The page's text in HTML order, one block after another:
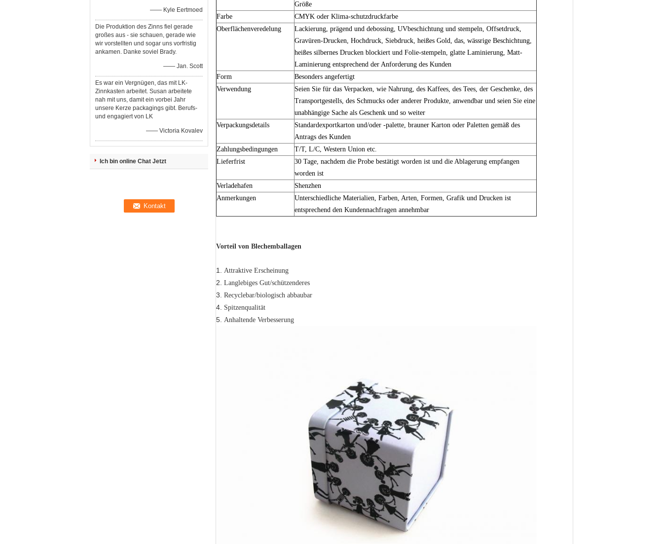
—— Kyle Eertmoed
Die Produktion des Zinns fiel gerade
großes aus - sie schauen, gerade wie
wir vorstellten und sogar uns vorfristig
ankamen. Danke soviel Brady.
—— Jan. Scott
Es war ein Vergnügen, das mit LK-
Zinnkasten arbeitet. Susan arbeitete
nah mit uns, damit ein vorbei Jahr
unsere Kerze packagings gibt. Berufs-
und engagiert von LK
—— Victoria Kovalev
Ich bin online Chat Jetzt
Größe
Farbe
CMYK oder Klima-schutzdruckfarbe
Oberflächenveredelung
Lackierung, prägend und debossing, UVbeschichtung und stempeln, Offsetdruck,
Gravüren-Drucken, Hochdruck, Siebdruck, heißes Gold, das, wässrige Beschichtung,
heißes silbernes Drucken blockiert und Folie-stempeln, glatte Laminierung, Matt-
Laminierung entsprechend der Anforderung des Kunden
Form
Besonders angefertigt
Verwendung
Seien Sie für das Verpacken, wie Nahrung, des Kaffees, des Tees, der Geschenke, des
Transportgestells, des Schmucks oder anderer Produkte, anwendbar und seien Sie eine
unabhängige Sache als Geschenk und so weiter
Verpackungsdetails
Standardexportkarton und/oder -palette, brauner Karton oder Paletten gemäß des
Antrags des Kunden
Zahlungsbedingungen
T/T, L/C, Western Union etc.
Lieferfrist
30 Tage, nachdem die Probe bestätigt worden ist und die Ablagerung empfangen
worden ist
Verladehafen
Shenzhen
Anmerkungen
Unterschiedliche Materialien, Farben, Arten, Formen, Grafik und Drucken ist
entsprechend den Kundennachfragen annehmbar
Vorteil von Blechemballagen
1. Attraktive Erscheinung
2. Langlebiges Gut/schützenderes
3. Recyclebar/biologisch abbaubar
4. Spitzenqualität
5. Anhaltende Verbesserung